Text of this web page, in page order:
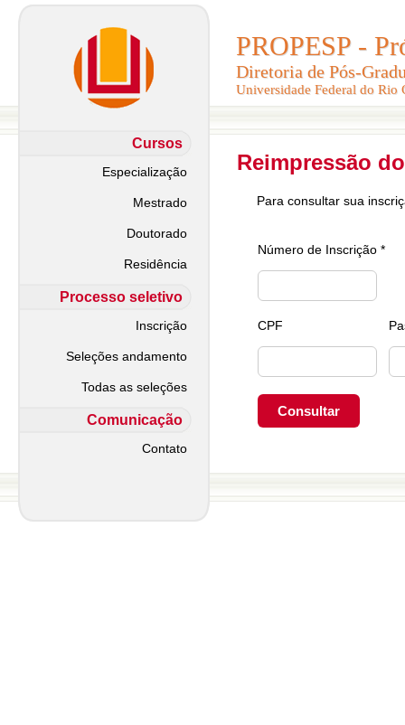
PROPESP -
Diretoria de Pós-
Universidade Federal do Rio
PROPESP -
Diretoria de Pós-
Universidade Federal do Rio
Cursos
Especialização
Mestrado
Doutorado
Residência
Processo seletivo
Inscrição
Seleções andamento
Todas as seleções
Comunicação
Contato
Reimpressão
Para consultar sua
Número de Inscrição *
CPF